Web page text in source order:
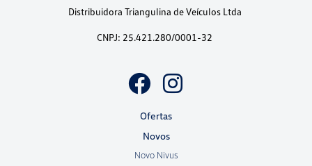
Distribuidora Triangulina de Veículos Ltda
CNPJ: 25.421.280/0001-32
Ofertas
Novos
Novo Nivus